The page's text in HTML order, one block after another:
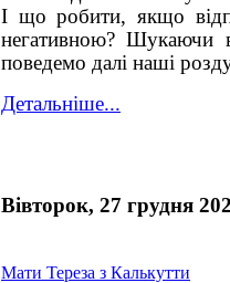
І що робити, якщо
негативною? Шукаючи
поведемо далі наші
Детальніше...
Вівторок, 27 грудня
Мати Тереза з Калькутти